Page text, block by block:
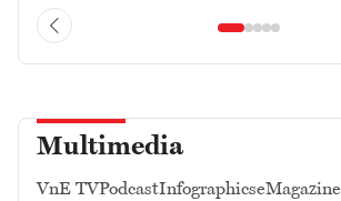
Multimedia
VnE TVPodcastInfographicseMagazine